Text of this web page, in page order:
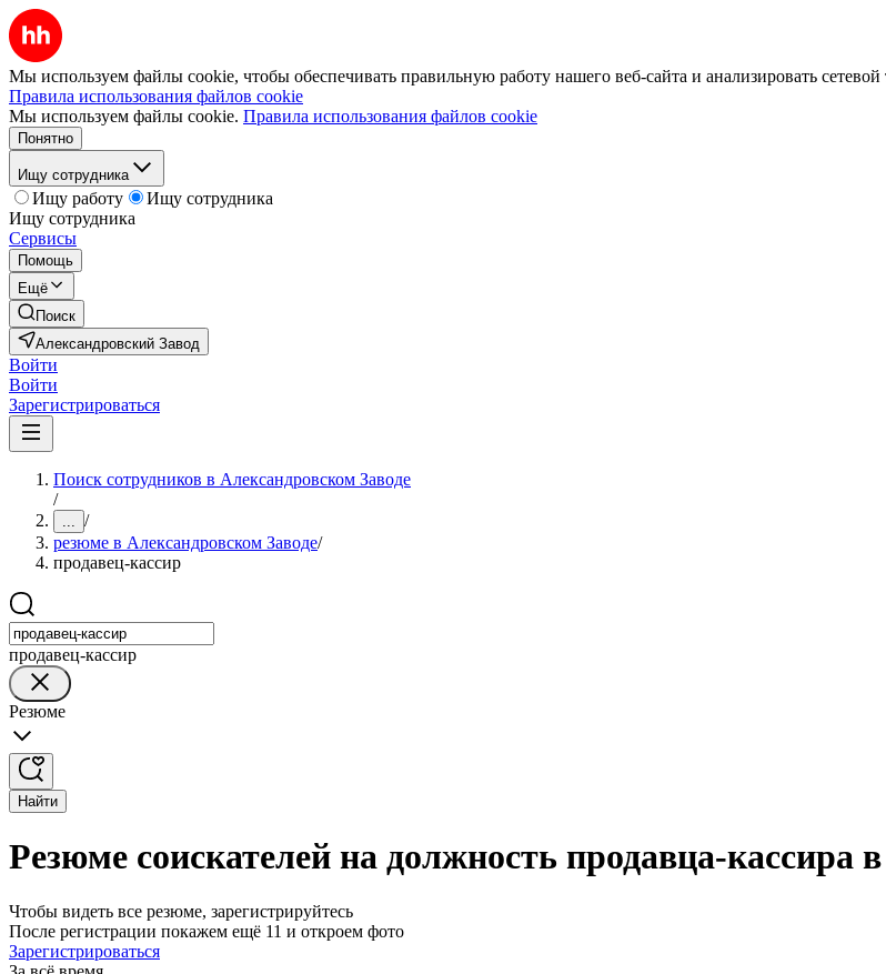
Мы используем файлы cookie, чтобы обеспечивать правильную работу нашего веб-сайта и анализировать сетевой
Правила использования файлов cookie
Мы используем файлы cookie. Правила использования файлов cookie
Понятно
Ищу сотрудника
Ищу работу
Ищу сотрудника
Ищу сотрудника
Сервисы
Помощь
Ещё
Поиск
Александровский Завод
Войти
Войти
Зарегистрироваться
Поиск сотрудников в Александровском Заводе
/
... /
резюме в Александровском Заводе/
продавец-кассир
продавец-кассир
Резюме
Найти
Резюме соискателей на должность продавца-кассира
Чтобы видеть все резюме, зарегистрируйтесь
После регистрации покажем ещё 11 и откроем фото
Зарегистрироваться